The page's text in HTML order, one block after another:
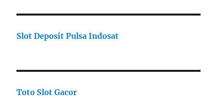
Slot Deposit Pulsa Indosat
Toto Slot Gacor